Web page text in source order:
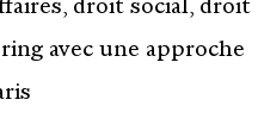
avec une approche